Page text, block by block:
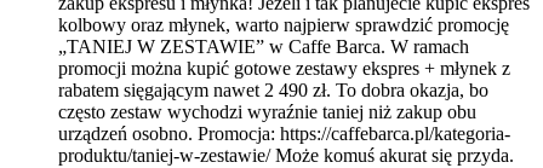
kolbowy oraz młynek, warto najpierw sprawdzić promocję
„TANIEJ W ZESTAWIE” w Caffe Barca. W ramach
promocji można kupić gotowe zestawy ekspres + młynek z
rabatem sięgającym nawet 2 490 zł. To dobra okazja, bo
często zestaw wychodzi wyraźnie taniej niż zakup obu
urządzeń osobno. Promocja: https://caffebarca.pl/kategoria-
produktu/taniej-w-zestawie/ Może komuś akurat się przyda.